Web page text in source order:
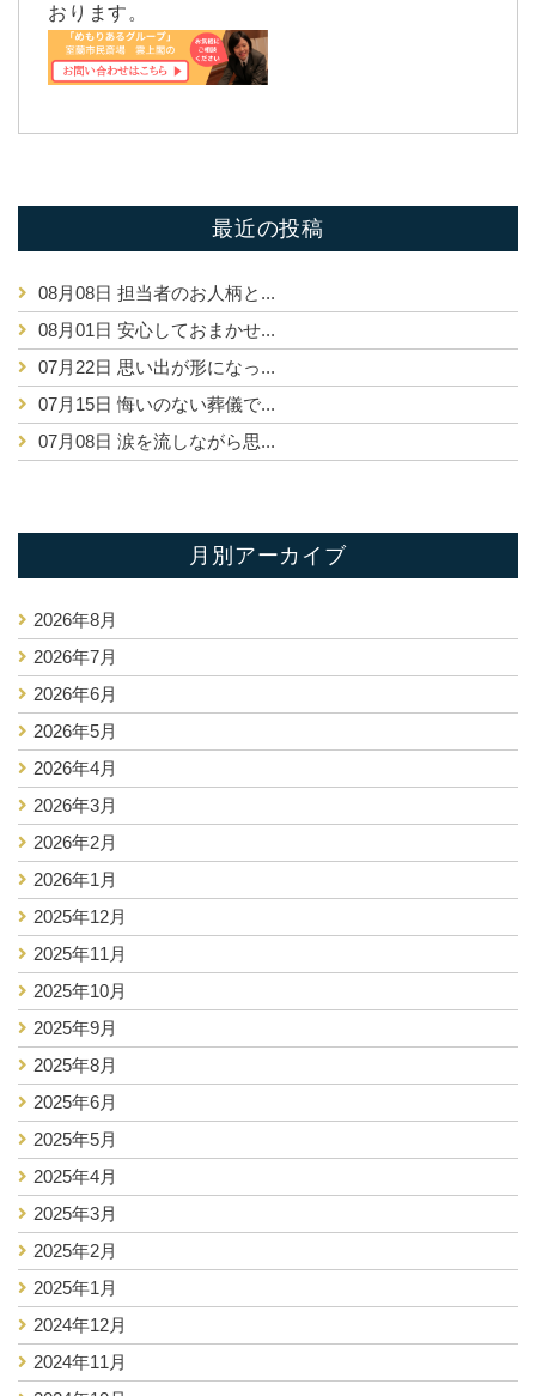
おります。
最近の投稿
08月08日 担当者のお人柄と...
08月01日 安心しておまかせ...
07月22日 思い出が形になっ...
07月15日 悔いのない葬儀で...
07月08日 涙を流しながら思...
月別アーカイブ
2026年8月
2026年7月
2026年6月
2026年5月
2026年4月
2026年3月
2026年2月
2026年1月
2025年12月
2025年11月
2025年10月
2025年9月
2025年8月
2025年6月
2025年5月
2025年4月
2025年3月
2025年2月
2025年1月
2024年12月
2024年11月